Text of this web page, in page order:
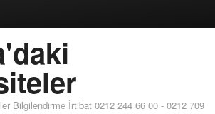
Bilgilendirme İrtibat 0212 244 66 00 - 0212 709